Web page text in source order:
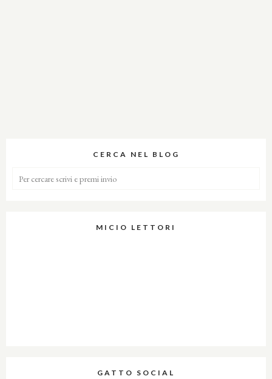
CERCA NEL BLOG
MICIO LETTORI
GATTO SOCIAL